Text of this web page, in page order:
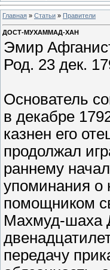
Главная » Статьи » Правители
ДОСТ-МУХАММАД-ХАН
Эмир
Род. 23 дек.
Основатель
в декабре
казнен его
продолжал
раннему
упоминания о
помощником
Махмуд-шаха
передачу